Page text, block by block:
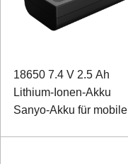
18650 7.4 V 2.5 Ah
Lithium-Ionen-Akku
Sanyo-Akku für mobile